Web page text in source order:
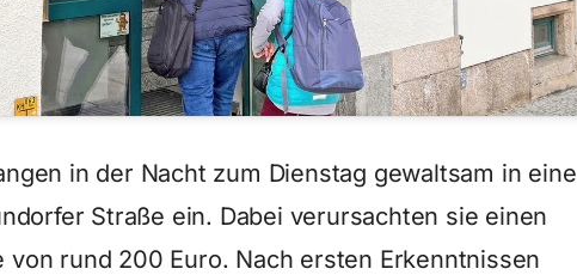
in der Nacht zum Dienstag gewaltsam in eine
Straße ein. Dabei verursachten sie einen
von rund 200 Euro. Nach ersten Erkenntnissen